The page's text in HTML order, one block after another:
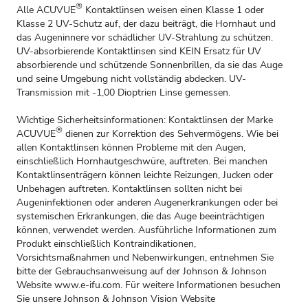
Alle ACUVUE® Kontaktlinsen weisen einen Klasse 1 oder
Klasse 2 UV-Schutz auf, der dazu beiträgt, die Hornhaut und
das Augeninnere vor schädlicher UV-Strahlung zu schützen.
UV-absorbierende Kontaktlinsen sind KEIN Ersatz für UV
absorbierende und schützende Sonnenbrillen, da sie das Auge
und seine Umgebung nicht vollständig abdecken. UV-
Transmission mit -1,00 Dioptrien Linse gemessen.
Wichtige Sicherheitsinformationen: Kontaktlinsen der Marke
ACUVUE® dienen zur Korrektion des Sehvermögens. Wie bei
allen Kontaktlinsen können Probleme mit den Augen,
einschließlich Hornhautgeschwüre, auftreten. Bei manchen
Kontaktlinsenträgern können leichte Reizungen, Jucken oder
Unbehagen auftreten. Kontaktlinsen sollten nicht bei
Augeninfektionen oder anderen Augenerkrankungen oder bei
systemischen Erkrankungen, die das Auge beeinträchtigen
können, verwendet werden. Ausführliche Informationen zum
Produkt einschließlich Kontraindikationen,
Vorsichtsmaßnahmen und Nebenwirkungen, entnehmen Sie
bitte der Gebrauchsanweisung auf der Johnson & Johnson
Website www.e-ifu.com. Für weitere Informationen besuchen
Sie unsere Johnson & Johnson Vision Website